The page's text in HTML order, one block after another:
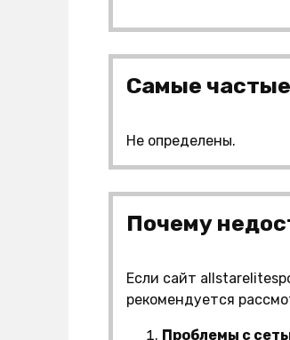
Самые
Не определены.
Почему
Если сайт
рекомендуется
Проблемы с